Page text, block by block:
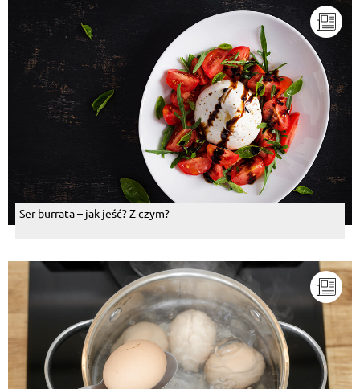
Ser burrata – jak jeść? Z czym?